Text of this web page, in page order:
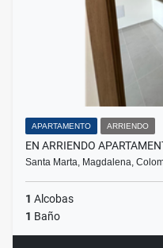
APARTAMENTO ARRIENDO
EN ARRIENDO
Santa Marta, Magdalena,
1 Alcobas
1 Baño